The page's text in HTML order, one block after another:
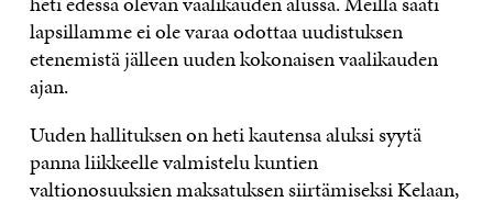
lapsillamme ei ole varaa odottaa uudistuksen
etenemistä jälleen uuden kokonaisen vaalikauden
ajan.
Uuden hallituksen on heti kautensa aluksi syytä
panna liikkeelle valmistelu kuntien
valtionosuuksien maksatuksen siirtämiseksi Kelaan,